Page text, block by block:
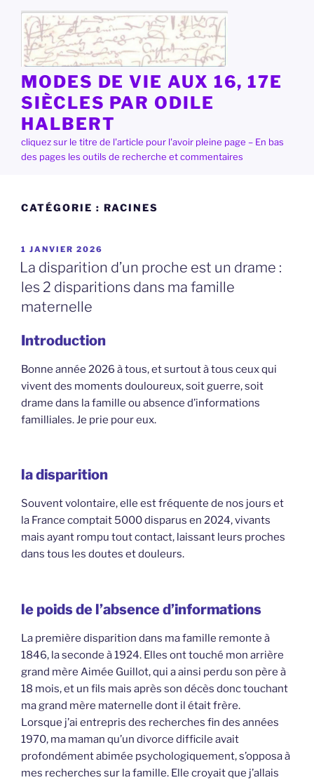
contenu
principal
MODES DE VIE AUX 16, 17E
SIÈCLES PAR ODILE
HALBERT
cliquez sur le titre de l'article pour l'avoir pleine page – En bas
des pages les outils de recherche et commentaires
CATÉGORIE : RACINES
PUBLIÉ
LE
1 JANVIER 2026
La disparition d’un proche est un drame :
les 2 disparitions dans ma famille
maternelle
Introduction
Bonne année 2026 à tous, et surtout à tous ceux qui
vivent des moments douloureux, soit guerre, soit
drame dans la famille ou absence d’informations
familliales. Je prie pour eux.
la disparition
Souvent volontaire, elle est fréquente de nos jours et
la France comptait 5000 disparus en 2024, vivants
mais ayant rompu tout contact, laissant leurs proches
dans tous les doutes et douleurs.
le poids de l’absence d’informations
La première disparition dans ma famille remonte à
1846, la seconde à 1924. Elles ont touché mon arrière
grand mère Aimée Guillot, qui a ainsi perdu son père à
18 mois, et un fils mais après son décès donc touchant
ma grand mère maternelle dont il était frère.
Lorsque j’ai entrepris des recherches fin des années
1970, ma maman qu’un divorce difficile avait
profondément abimée psychologiquement, s’opposa à
mes recherches sur la famille. Elle croyait que j’allais